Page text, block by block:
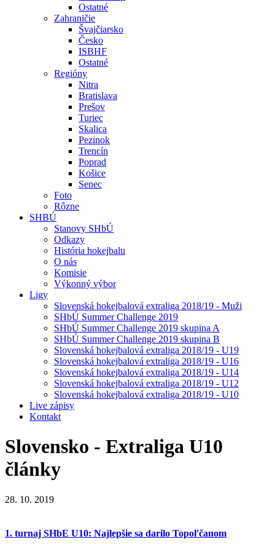
Ostatné
Zahraničie
Švajčiarsko
Česko
ISBHF
Ostatné
Regióny
Nitra
Bratislava
Prešov
Turiec
Skalica
Pezinok
Trencín
Poprad
Košice
Senec
Foto
Rôzne
SHBÚ
Stanovy SHbÚ
Odkazy
História hokejbalu
O nás
Komisie
Výkonný výbor
Ligy
Slovenská hokejbalová extraliga 2018/19 - Muži
SHbÚ Summer Challenge 2019
SHbÚ Summer Challenge 2019 skupina A
SHbÚ Summer Challenge 2019 skupina B
Slovenská hokejbalová extraliga 2018/19 - U19
Slovenská hokejbalová extraliga 2018/19 - U16
Slovenská hokejbalová extraliga 2018/19 - U14
Slovenská hokejbalová extraliga 2018/19 - U12
Slovenská hokejbalová extraliga 2018/19 - U10
Live zápisy
Kontakt
Slovensko - Extraliga U10
články
28. 10. 2019
1. turnaj SHbE U10: Najlepšie sa darilo Topoľčanom